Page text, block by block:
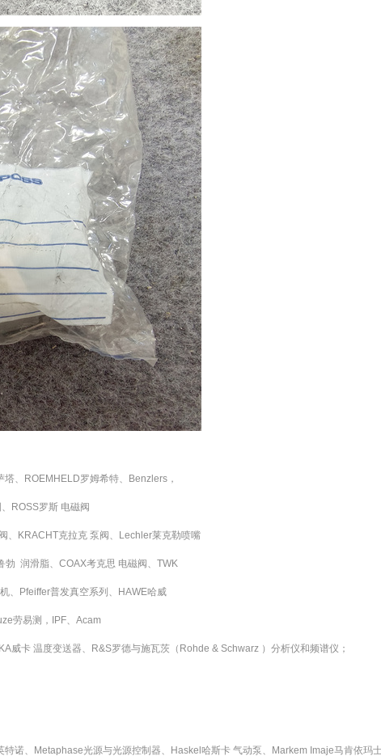
、ROEMHELD罗姆希特、Benzlers，
ROSS罗斯 电磁阀
、KRACHT克拉克 泵阀、Lechler莱克勒喷嘴
勃 润滑脂、COAX考克思 电磁阀、TWK
、Pfeiffer普发真空系列、HAWE哈威
劳易测，IPF、Acam
威卡 温度变送器、R&S罗德与施瓦茨（Rohde & Schwarz ）分析仪和频谱仪；
特诺、Metaphase光源与光源控制器、Haskel哈斯卡 气动泵、Markem Imaje马肯依玛